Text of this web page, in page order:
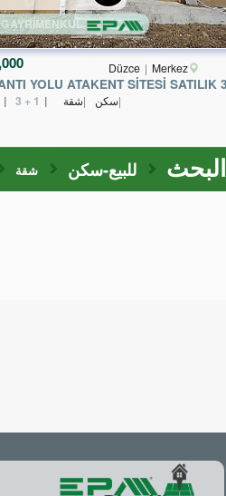
Düzce Merkez
سكن شقة 3 + 1
UĞUR GAYRİMENKUL
البحث للبيع-سكن شقة